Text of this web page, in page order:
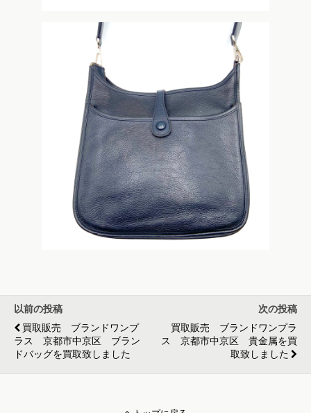
以前の投稿
買取販売 ブランドワンプ
ラス 京都市中京区 ブラン
ドバッグを買取致しました
次の投稿
買取販売 ブランドワンプラ
ス 京都市中京区 貴金属を買
取致しました